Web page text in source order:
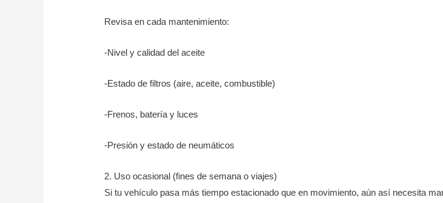
Revisa en cada mantenimiento:
-Nivel y calidad del aceite
-Estado de filtros (aire, aceite, combustible)
-Frenos, batería y luces
-Presión y estado de neumáticos
2. Uso ocasional (fines de semana o viajes)
Si tu vehículo pasa más tiempo estacionado que en movimiento, aún así necesita